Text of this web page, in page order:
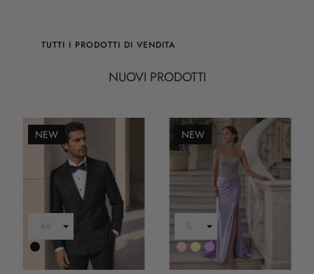
TUTTI I PRODOTTI DI VENDITA
NUOVI PRODOTTI
NEW
Nero
NEW
RosaOroLILLA